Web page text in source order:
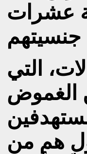
عشرات
التي
الغموض
هم من